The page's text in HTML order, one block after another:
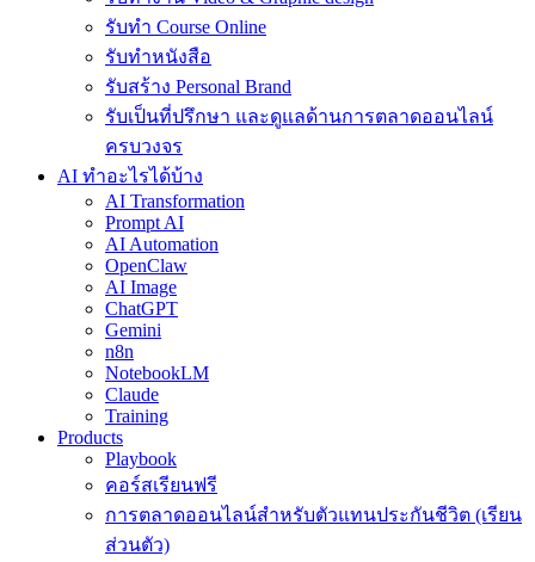
รับทำ Course Online
รับทำหนังสือ
รับสร้าง Personal Brand
รับเป็นที่ปรึกษา และดูแลด้านการตลาดออนไลน์
ครบวงจร
AI ทำอะไรได้บ้าง
AI Transformation
Prompt AI
AI Automation
OpenClaw
AI Image
ChatGPT
Gemini
n8n
NotebookLM
Claude
Training
Products
Playbook
คอร์สเรียนฟรี
การตลาดออนไลน์สำหรับตัวแทนประกันชีวิต (เรียน
ส่วนตัว)